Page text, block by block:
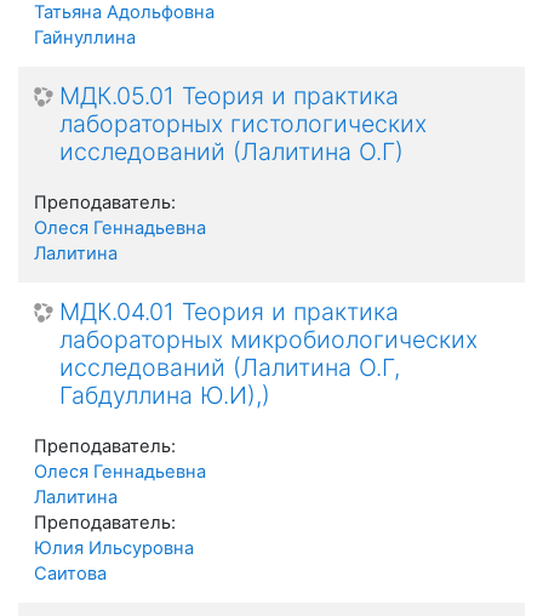
Татьяна Адольфовна
Гайнуллина
МДК.05.01 Теория и практика
лабораторных гистологических
исследований (Лалитина О.Г)
Преподаватель:
Олеся Геннадьевна
Лалитина
МДК.04.01 Теория и практика
лабораторных микробиологических
исследований (Лалитина О.Г,
Габдуллина Ю.И),)
Преподаватель:
Олеся Геннадьевна
Лалитина
Преподаватель:
Юлия Ильсуровна
Саитова